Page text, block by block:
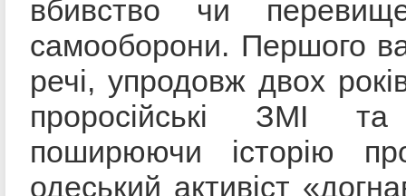
вбивство чи
самооборони. Першого
речі, упродовж двох
проросійські ЗМІ та
поширюючи історію
одеський активіст